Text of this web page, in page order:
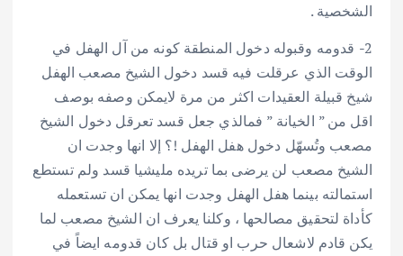
الشخصية .
2- قدومه وقبوله دخول المنطقة كونه من آل الهفل في
الوقت الذي عرقلت فيه قسد دخول الشيخ مصعب الهفل
شيخ قبيلة العقيدات اكثر من مرة لايمكن وصفه بوصف
اقل من ” الخيانة ” فمالذي جعل قسد تعرقل دخول الشيخ
مصعب وتُسهّل دخول هفل الهفل !؟ إلا انها وجدت ان
الشيخ مصعب لن يرضى بما تريده مليشيا قسد ولم تستطع
استمالته بينما هفل الهفل وجدت انها يمكن ان تستعمله
كأداة لتحقيق مصالحها ، وكلنا يعرف ان الشيخ مصعب لما
يكن قادم لاشعال حرب او قتال بل كان قدومه ايضاً في